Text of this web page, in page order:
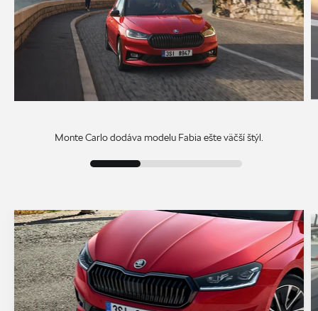
Monte Carlo dodáva modelu Fabia ešte väčší štýl.